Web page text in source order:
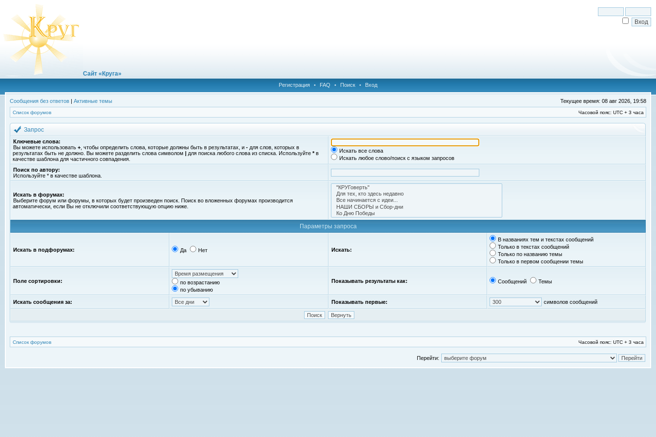
Сайт «Круга»
Регистрация • FAQ • Поиск • Вход
Сообщения без ответов | Активные темы Текущее время: 08 авг 2026, 19:58
Список форумов Часовой пояс: UTC + 3 часа
Запрос
Ключевые слова:
Вы можете использовать + , чтобы определить слова, которые должны быть в результатах, и - для слов, которых в
результатах быть не должно. Вы можете разделить слова символом | для поиска любого слова из списка. Используйте *в
качестве шаблона для частичного совпадения.
Искать все слова
Искать любое слово/поиск с языком запросов
Поиск по автору:
Используйте * в качестве шаблона.
Искать в форумах:
Выберите форум или форумы, в которых будет произведен поиск. Поиск во вложенных форумах производится
автоматически, если Вы не отключили соответствующую опцию ниже.
Параметры запроса
Искать в подфорумах: Да Нет Искать:
В названиях тем и текстах сообщений
Только в текстах сообщений
Только по названию темы
Только в первом сообщении темы
Поле сортировки:
по возрастанию
по убыванию
Показывать результаты как: Сообщений Темы
Искать сообщения за: Показывать первые: символов сообщений
Список форумов Часовой пояс: UTC + 3 часа
Перейти: